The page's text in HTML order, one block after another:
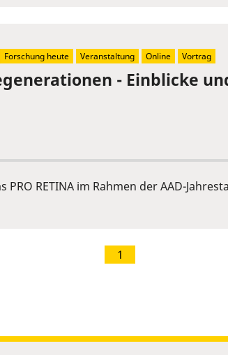
- Einblicke
RETINA im Rahmen der AAD-
Forschung heute Veranstaltung Online Vortrag
1